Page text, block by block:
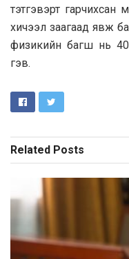
тэтгэвэрт
хичээл заагаад явж
физикийн багш нь 40
гэв.
Related Posts